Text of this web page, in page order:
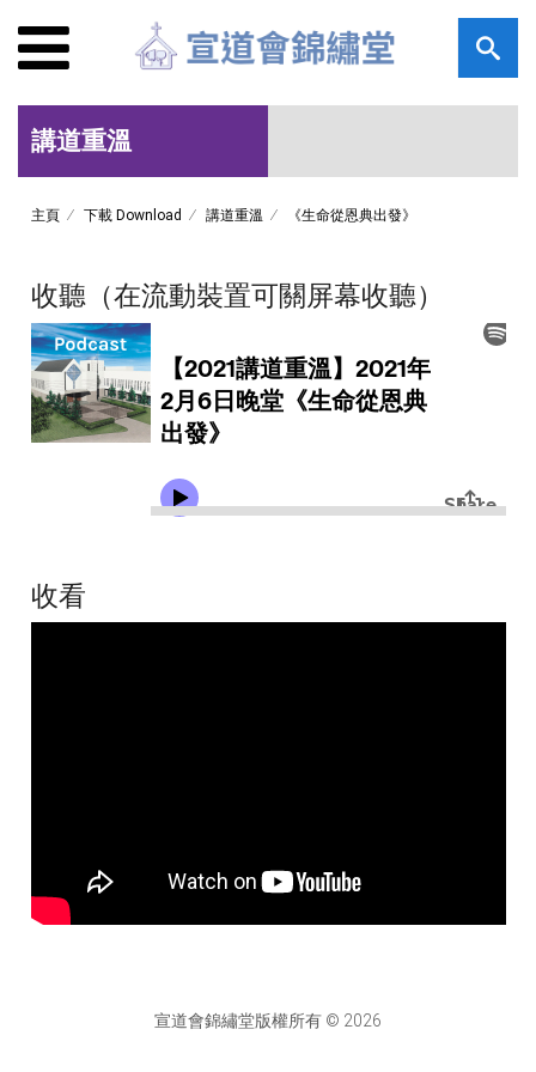
講道重溫
主頁 下載 Download 講道重溫 《生命從恩典出發》
收聽（在流動裝置可關屏幕收聽）
收看
宣道會錦繡堂版權所有 © 2026